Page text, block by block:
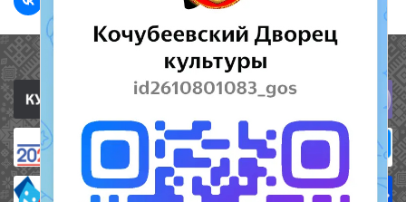
Полезные ссылки